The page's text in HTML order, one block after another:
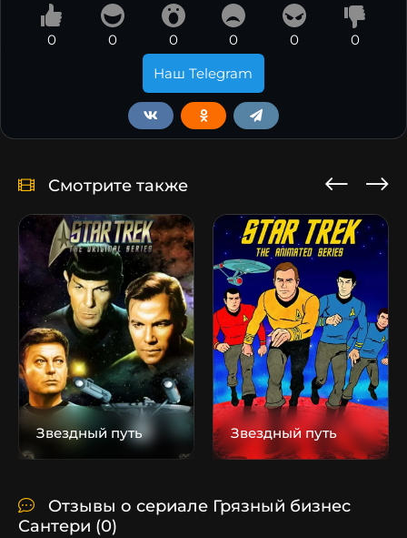
0 0 0 0 0
0
Наш Telegram
Смотрите также
Звездный путь Звездный путь
Отзывы о сериале Грязный бизнес
Сантери (0)